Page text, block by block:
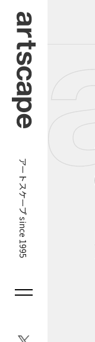
アートスケープ since 1995